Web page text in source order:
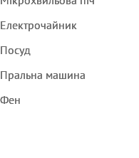
Електрочайник
Посуд
Пральна машина
Фен